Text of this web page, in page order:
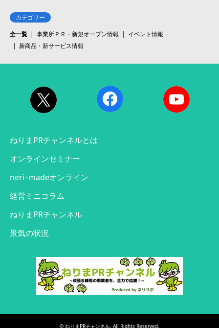
カテゴリー
全一覧
事業所ＰＲ・新規オープン情報
イベント情報
新商品・新サービス情報
ねりまPRチャンネルとは
オンラインセミナー
neri･madeオンライン
経営ミニコラム
ねりまPRチャンネル
景気の状況
© ねりまPRチャンネル . All Rights Reserved.